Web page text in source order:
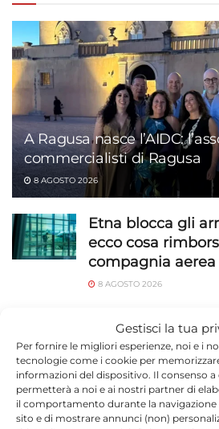
Gestisci la tua
Per fornire le migliori esperienze, noi e i
tecnologie come i cookie per
informazioni del dispositivo. Il consenso
permetterà a noi e ai nostri partner di
il comportamento durante la
sito e di mostrare annunci (non)
A Ragusa nasce l’AIDC:
commercialisti di Ragusa
8 AGOSTO 2026
Etna blocca gli
ecco cosa
compagnia aerea
8 AGOSTO 2026
attività di volo
8 AGOSTO 2026
Aeroporto
operazioni di